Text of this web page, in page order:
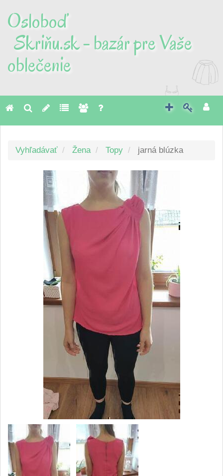
Osloboď
Skriňu.sk - bazár pre Vaše
oblečenie
Vyhľadávať Žena Topy jarná blúzka